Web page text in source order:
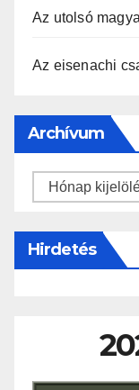
Az utolsó
Az eisenachi
Archívum
Archívum
Hirdetés